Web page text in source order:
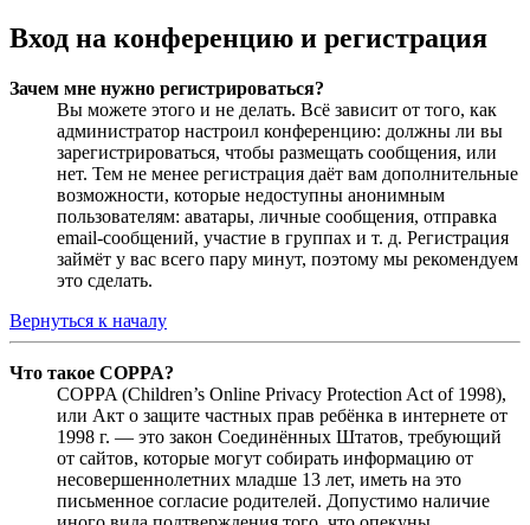
Вход на конференцию и регистрация
Зачем мне нужно регистрироваться?
Вы можете этого и не делать. Всё зависит от того, как
администратор настроил конференцию: должны ли вы
зарегистрироваться, чтобы размещать сообщения, или
нет. Тем не менее регистрация даёт вам дополнительные
возможности, которые недоступны анонимным
пользователям: аватары, личные сообщения, отправка
email-сообщений, участие в группах и т. д. Регистрация
займёт у вас всего пару минут, поэтому мы рекомендуем
это сделать.
Вернуться к началу
Что такое COPPA?
COPPA (Children’s Online Privacy Protection Act of 1998),
или Акт о защите частных прав ребёнка в интернете от
1998 г. — это закон Соединённых Штатов, требующий
от сайтов, которые могут собирать информацию от
несовершеннолетних младше 13 лет, иметь на это
письменное согласие родителей. Допустимо наличие